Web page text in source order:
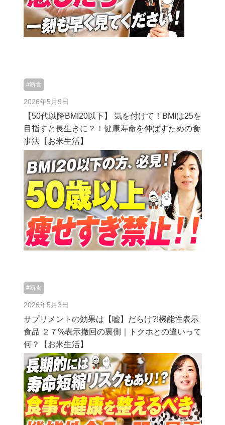
#断食
2026年5月9日
【50代以降BMI20以下】 気を付けて！BMIは25を
目指すと長生きに？！健康寿命を伸ばすための食
事法【お米生活】
#断食
2026年5月3日
サプリメントの効果は【嘘】だらけ?!機能性表示
食品 ２７%表示撤回の裏側｜トクホとの違いって
何？【お米生活】